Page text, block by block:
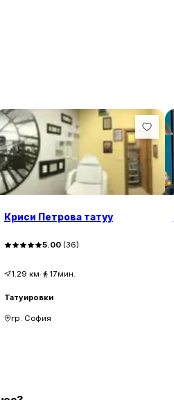
Криси Петрова татуу
5.00(36)
1.29 км· 17мин.
Татуировки
гр. София